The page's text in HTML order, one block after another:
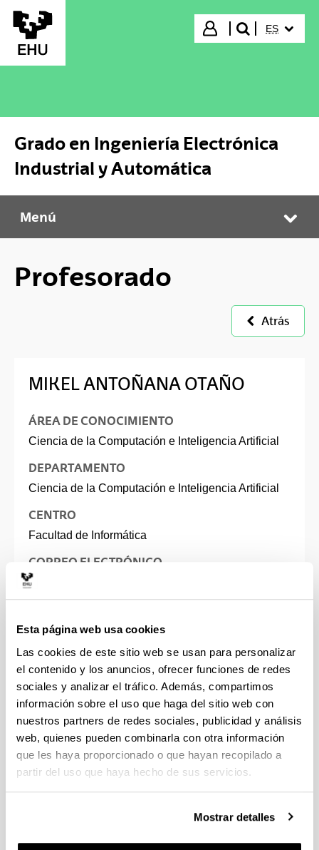
Esta página web usa cookies
Las cookies de este sitio web se usan para personalizar
el contenido y los anuncios, ofrecer funciones de redes
sociales y analizar el tráfico. Además, compartimos
información sobre el uso que haga del sitio web con
nuestros partners de redes sociales, publicidad y análisis
web, quienes pueden combinarla con otra información
que les haya proporcionado o que hayan recopilado a
partir del uso que haya hecho de sus servicios.
Mostrar detalles
Saltar al contenido principal
Iniciar sesión
buscar"
ES
Grado en Ingeniería Electrónica
Industrial y Automática
Grado en Ingeniería Electrónica Industrial y Automática
Menú
Profesorado
Atrás
MIKEL ANTOÑANA OTAÑO
ÁREA DE CONOCIMIENTO
Ciencia de la Computación e Inteligencia Artificial
DEPARTAMENTO
Ciencia de la Computación e Inteligencia Artificial
CENTRO
Facultad de Informática
CORREO ELECTRÓNICO
mikel.antonana@ehu.eus
Licenciado en Informática (1992) y Doctorado
(2017) en la UPV / EHU. 2011-2012, profesor de
informática en el Departamento de Ciencias de la
Computación e Inteligencia Artificial. Y a partir de
2017, profesor de la Escuela de Ingeniería de
Gipuzkoa en el Departamento de Matemática